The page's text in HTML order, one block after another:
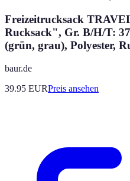
Freizeitrucksack
Rucksack", Gr. B/H/T:
(grün, grau), Polyester,
baur.de
39.95 EURPreis ansehen